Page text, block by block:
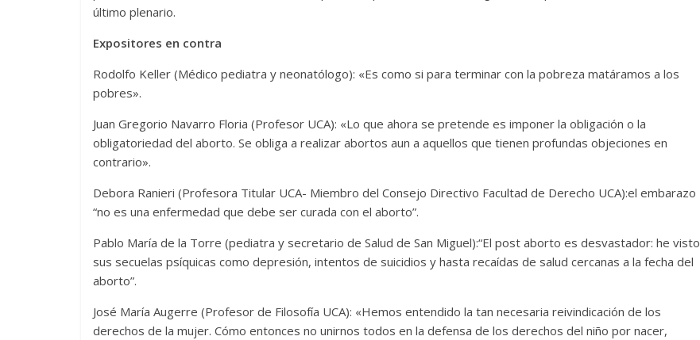
último plenario.
Expositores en contra
Rodolfo Keller (Médico pediatra y neonatólogo): «Es como si para terminar con la pobreza matáramos a los
pobres».
Juan Gregorio Navarro Floria (Profesor UCA): «Lo que ahora se pretende es imponer la obligación o la
obligatoriedad del aborto. Se obliga a realizar abortos aun a aquellos que tienen profundas objeciones en
contrario».
Debora Ranieri (Profesora Titular UCA- Miembro del Consejo Directivo Facultad de Derecho UCA):el embarazo
“no es una enfermedad que debe ser curada con el aborto”.
Pablo María de la Torre (pediatra y secretario de Salud de San Miguel):“El post aborto es desvastador: he visto
sus secuelas psíquicas como depresión, intentos de suicidios y hasta recaídas de salud cercanas a la fecha del
aborto”.
José María Augerre (Profesor de Filosofía UCA): «Hemos entendido la tan necesaria reivindicación de los
derechos de la mujer. Cómo entonces no unirnos todos en la defensa de los derechos del niño por nacer,